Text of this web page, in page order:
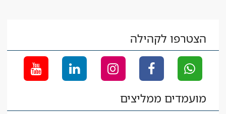
הצטרפו לקהילה
מועמדים ממליצים